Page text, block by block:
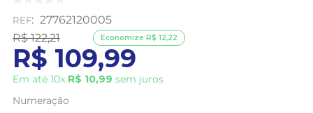
: 27762120005
R$ 122,21
R$ 109,99
Em até 10x R$ 10,99 sem juros
Economize R$ 12,22
Numeração